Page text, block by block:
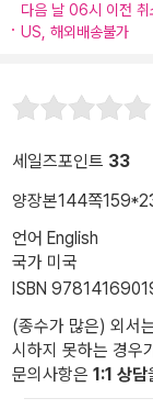
다음 날 06시 이전 취
US, 해외배송불가
세일즈포인트 33
양장본144쪽
언어 English
국가 미국
ISBN
(종수가 많은) 외서
시하지 못하는 경우
문의사항은 1:1 상담